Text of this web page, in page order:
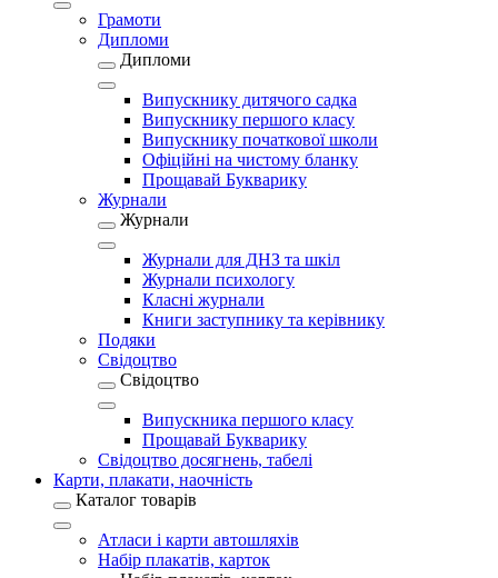
Грамоти
Дипломи
Дипломи
Випускнику дитячого садка
Випускнику першого класу
Випускнику початкової школи
Офіційні на чистому бланку
Прощавай Букварику
Журнали
Журнали
Журнали для ДНЗ та шкіл
Журнали психологу
Класні журнали
Книги заступнику та керівнику
Подяки
Свідоцтво
Свідоцтво
Випускника першого класу
Прощавай Букварику
Свідоцтво досягнень, табелі
Карти, плакати, наочність
Каталог товарів
Атласи і карти автошляхів
Набір плакатів, карток